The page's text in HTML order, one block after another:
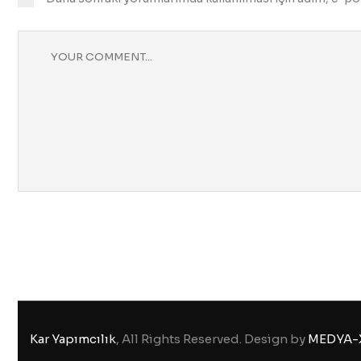
Kar Yapımcılık, All Rights Reserved. Design by MEDYA-